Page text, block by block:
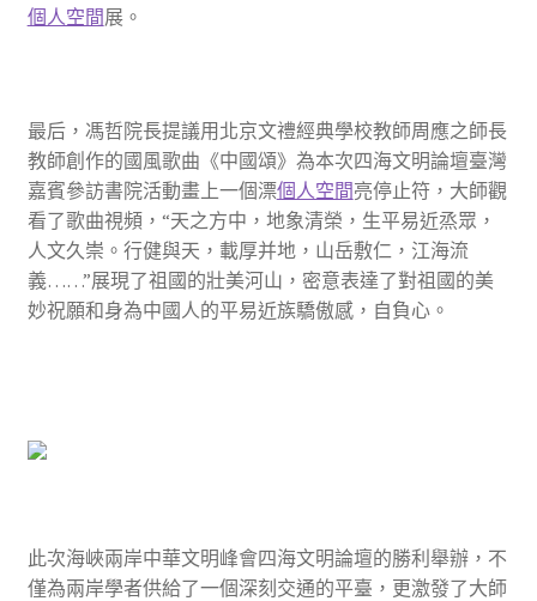
個人空間展。
最后，馮哲院長提議用北京文禮經典學校教師周應之師長
教師創作的國風歌曲《中國頌》為本次四海文明論壇臺灣
嘉賓參訪書院活動畫上一個漂個人空間亮停止符，大師觀
看了歌曲視頻，“天之方中，地象清榮，生平易近烝眾，
人文久崇。行健與天，載厚并地，山岳敷仁，江海流
義……”展現了祖國的壯美河山，密意表達了對祖國的美
妙祝願和身為中國人的平易近族驕傲感，自負心。
此次海峽兩岸中華文明峰會四海文明論壇的勝利舉辦，不
僅為兩岸學者供給了一個深刻交通的平臺，更激發了大師